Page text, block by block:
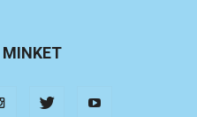
MINKET